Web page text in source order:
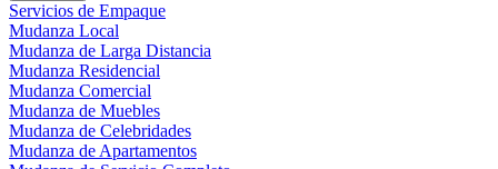
Servicios de Empaque
Mudanza Local
Mudanza de Larga Distancia
Mudanza Residencial
Mudanza Comercial
Mudanza de Muebles
Mudanza de Celebridades
Mudanza de Apartamentos